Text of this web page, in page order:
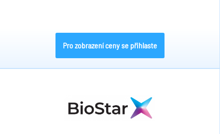
Pro zobrazení ceny se přihlaste